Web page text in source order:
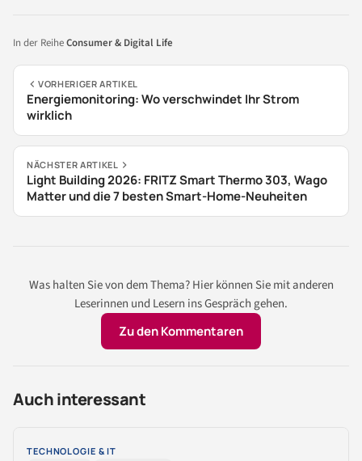
In der ReiheConsumer & Digital Life
VORHERIGER ARTIKEL
Energiemonitoring: Wo verschwindet Ihr Strom
wirklich
NÄCHSTER ARTIKEL
Light Building 2026: FRITZ Smart Thermo 303, Wago
Matter und die 7 besten Smart-Home-Neuheiten
Was halten Sie von dem Thema? Hier können Sie mit anderen
Leserinnen und Lesern ins Gespräch gehen.
Zu den Kommentaren
Auch interessant
TECHNOLOGIE & IT